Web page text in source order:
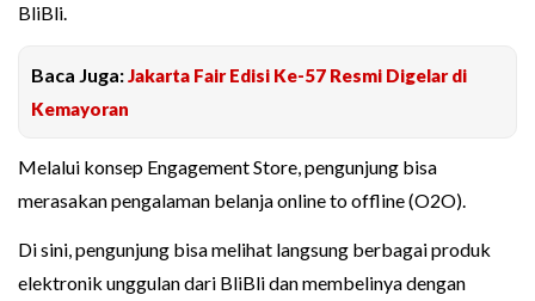
BliBli.
Baca Juga:Jakarta Fair Edisi Ke-57 Resmi Digelar di
Kemayoran
Melalui konsep Engagement Store, pengunjung bisa
merasakan pengalaman belanja online to offline (O2O).
Di sini, pengunjung bisa melihat langsung berbagai produk
elektronik unggulan dari BliBli dan membelinya dengan